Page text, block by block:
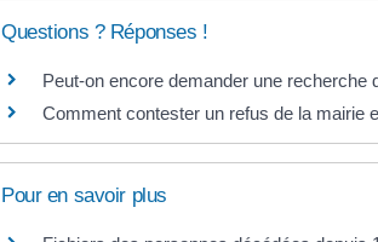
Questions ? Réponses !
Peut-on encore demander une recherche
Comment contester un refus de la mairie
Pour en savoir plus